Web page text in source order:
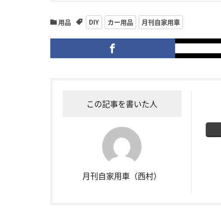
用品 DIY カー用品 月刊自家用車
この記事を書いた人
月刊自家用車（西村）